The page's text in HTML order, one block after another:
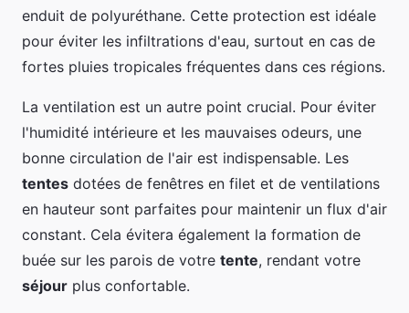
enduit de polyuréthane. Cette protection est idéale
pour éviter les infiltrations d'eau, surtout en cas de
fortes pluies tropicales fréquentes dans ces régions.
La ventilation est un autre point crucial. Pour éviter
l'humidité intérieure et les mauvaises odeurs, une
bonne circulation de l'air est indispensable. Les
tentes dotées de fenêtres en filet et de ventilations
en hauteur sont parfaites pour maintenir un flux d'air
constant. Cela évitera également la formation de
buée sur les parois de votre tente, rendant votre
séjour plus confortable.